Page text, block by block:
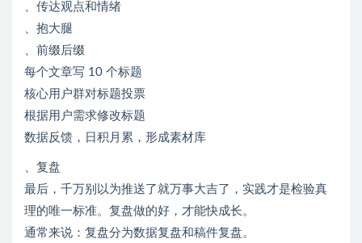
、传达观点和情绪
、抱大腿
、前缀后缀
每个文章写 10 个标题
核心用户群对标题投票
根据用户需求修改标题
数据反馈，日积月累，形成素材库
、复盘
最后，千万别以为推送了就万事大吉了，实践才是检验真
理的唯一标准。复盘做的好，才能快成长。
通常来说：复盘分为数据复盘和稿件复盘。